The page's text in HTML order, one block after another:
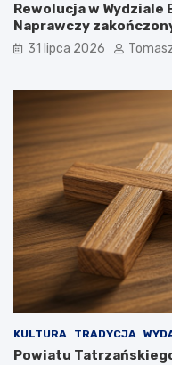
Rewolucja w
Naprawczy
31 lipca 2026
KULTURA TRADYCJA
Powiatu